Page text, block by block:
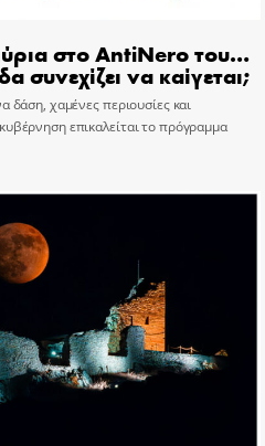
στο AntiNero του…
συνεχίζει να καίγεται;
δάση, χαμένες περιουσίες και
επικαλείται το πρόγραμμα